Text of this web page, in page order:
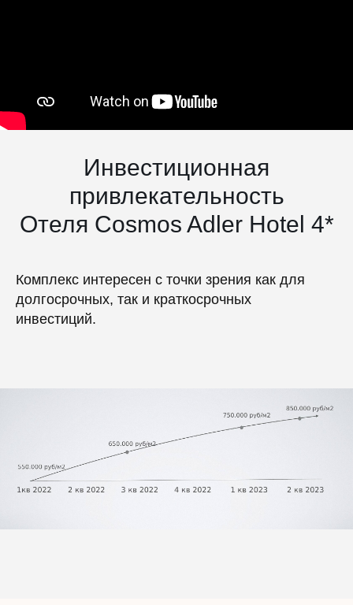
Инвестиционная
привлекательность
Отеля Cosmos Adler Hotel 4*
Комплекс интересен с точки зрения как для
долгосрочных, так и краткосрочных
инвестиций.